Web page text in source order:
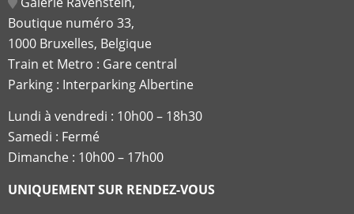
Boutique numéro 33,
1000 Bruxelles, Belgique
Train et Metro : Gare central
Parking : Interparking Albertine
Lundi à vendredi : 10h00 – 18h30
Samedi : Fermé
Dimanche : 10h00 – 17h00
UNIQUEMENT SUR RENDEZ-VOUS